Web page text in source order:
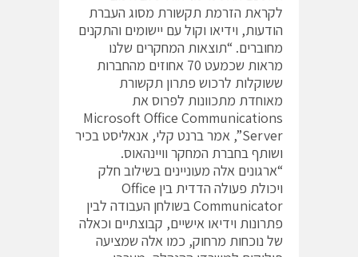
לקראת הזרמת תקשורת מסוג העברת
הודעות, וידיאו וקול עם יישומים והתקנים
מחוברים. “תוצאות המחקרים שלנו
מראות שכמעט 70 אחוזים מהחברות
ששוקלות לרכוש פתרון תקשורת
מאוחדת מתכוונות לפרוס את
Microsoft Office Communications
Server”, אמר ברנט קלי, אנאליסט בכיר
ושותף בחברת המחקר וויינהאוס.
“ארגונים אלה מעוניינים בשילוב חלק
ויכולת פעולה הדדית בין Office
Communicator בשולחן העבודה לבין
פתרונות וידיאו אישיים, קבוצתיים וכאלה
של נוכחות מרחוק, כמו אלה שמציעה